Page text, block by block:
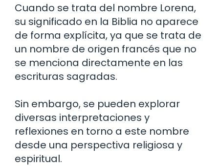
Cuando se trata del nombre Lorena,
su significado en la Biblia no aparece
de forma explícita, ya que se trata de
un nombre de origen francés que no
se menciona directamente en las
escrituras sagradas.
Sin embargo, se pueden explorar
diversas interpretaciones y
reflexiones en torno a este nombre
desde una perspectiva religiosa y
espiritual.